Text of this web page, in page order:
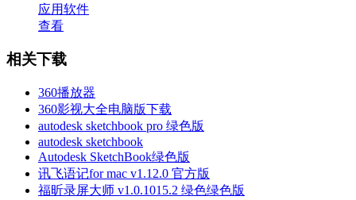
应用软件
查看
相关下载
360播放器
360影视大全电脑版下载
autodesk sketchbook pro 绿色版
autodesk sketchbook
Autodesk SketchBook绿色版
讯飞语记for mac v1.12.0 官方版
福昕录屏大师 v1.0.1015.2 绿色绿色版